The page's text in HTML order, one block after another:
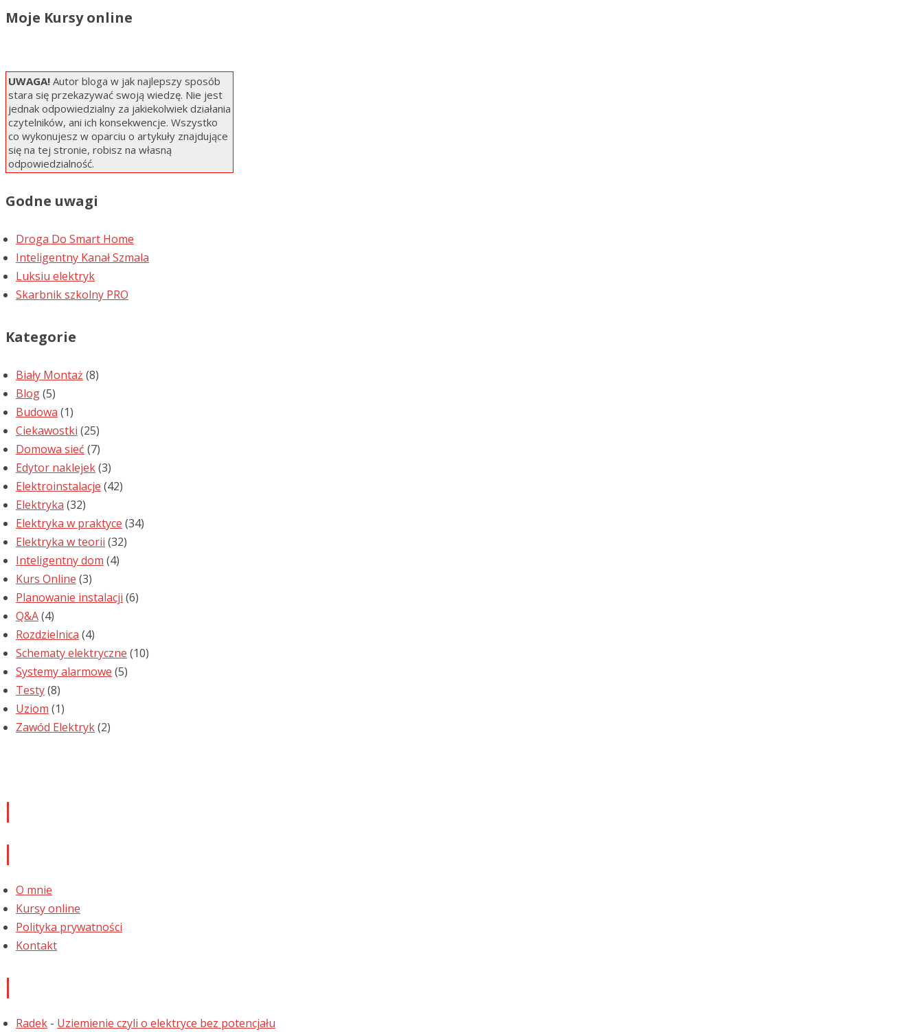
Moje Kursy online
UWAGA! Autor bloga w jak najlepszy sposób
stara się przekazywać swoją wiedzę. Nie jest
jednak odpowiedzialny za jakiekolwiek działania
czytelników, ani ich konsekwencje. Wszystko
co wykonujesz w oparciu o artykuły znajdujące
się na tej stronie, robisz na własną
odpowiedzialność.
Godne uwagi
Droga Do Smart Home
Inteligentny Kanał Szmala
Luksiu elektryk
Skarbnik szkolny PRO
Kategorie
Biały Montaż (8)
Blog(5)
Budowa (1)
Ciekawostki (25)
Domowa sieć (7)
Edytor naklejek(3)
Elektroinstalacje (42)
Elektryka (32)
Elektryka w praktyce (34)
Elektryka w teorii (32)
Inteligentny dom (4)
Kurs Online (3)
Planowanie instalacji (6)
Q&A(4)
Rozdzielnica (4)
Schematy elektryczne (10)
Systemy alarmowe (5)
Testy(8)
Uziom (1)
Zawód Elektryk(2)
O mnie
Kursy online
Polityka prywatności
Kontakt
Radek - Uziemienie czyli o elektryce bez potencjału